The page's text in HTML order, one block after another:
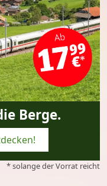
Berge.
* solange der Vorrat reicht